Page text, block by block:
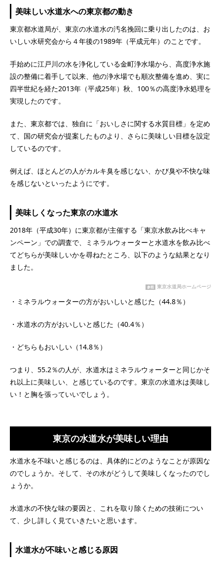
美味しい水道水への東京都の動き
東京都水道局が、東京の水道水の汚名挽回に乗り出したのは、お
いしい水研究会から４年後の1989年（平成元年）のことです。
手始めに江戸川の水を浄化している金町浄水場から、高度浄水施
設の整備に着手して以来、他の浄水場でも順次整備を進め、実に
四半世紀を経た2013年（平成25年）秋、100％の高度浄水処理を
実現したのです。
また、東京都では、独自に「おいしさに関する水質目標」を定め
て、国の研究会が提案したものより、さらに美味しい目標を設定
しているのです。
例えば、ほとんどの人がカルキ臭を感じない、かび臭や不快な味
を感じないといったようにです。
美味しくなった東京の水道水
2018年（平成30年）に東京都が主催する「東京水飲み比べキャ
ンペーン」での調査で、ミネラルウォーターと水道水を飲み比べ
てどちらが美味しいかを尋ねたところ、以下のような結果となり
ました。
参照 東京水道局ホームページ
・ミネラルウォーターの方がおいしいと感じた（44.8％）
・水道水の方がおいしいと感じた（40.4％）
・どちらもおいしい（14.8％）
つまり、55.2％の人が、水道水はミネラルウォーターと同じかそ
れ以上に美味しい、と感じているのです。東京の水道水は美味し
い！と胸を張っていいでしょう。
東京の水道水が美味しい理由
水道水を不味いと感じるのは、具体的にどのようなことが原因な
のでしょうか。そして、その水がどうして美味しくなったのでし
ょうか。
水道水の不快な味の要因と、これを取り除くための技術につい
て、少し詳しく見ていきたいと思います。
水道水が不味いと感じる原因